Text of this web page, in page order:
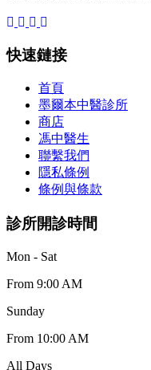
快速鏈接
首頁
墨爾本中醫診所
商店
馮中醫生
聯繫我們
隱私條例
條例與條款
診所開診時間
Mon - Sat
From 9:00 AM
Sunday
From 10:00 AM
All Days